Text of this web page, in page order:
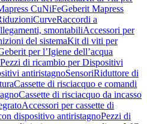
CuNiFeGeberit Mapress
CurveRaccordi a
smontabiliAccessori per
del sistemaKit di viti per
per l’Igiene dell’acqua
Pezzi di ricambio per Dispositivi
antiristagnoSensoriRiduttore di
Cassette di risciacquo e comandi
Cassette di risciacquo da incasso
Accessori per cassette di
dispositivo antiristagnoPezzi di